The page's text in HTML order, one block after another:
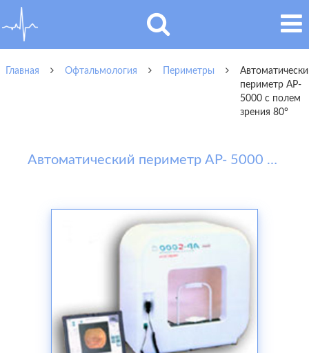
Главная Офтальмология Периметры
периметр AP-
5000 с полем
зрения 80°
Автоматический периметр AP- 5000 с полем зрения 80°